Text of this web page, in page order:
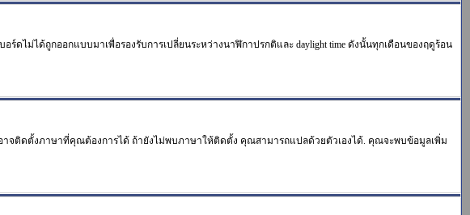
อร์ดไม่ได้ถูกออกแบบมาเพื่อรองรับการเปลี่ยนระหว่างนาฬิกาปรกติและ daylight time ดังนั้นทุกเดือนของฤดูร้อน
อาจติดตั้งภาษาที่คุณต้องการได้ ถ้ายังไม่พบภาษาให้ติดตั้ง คุณสามารถแปลด้วยตัวเองได้. คุณจะพบข้อมูลเพิ่ม